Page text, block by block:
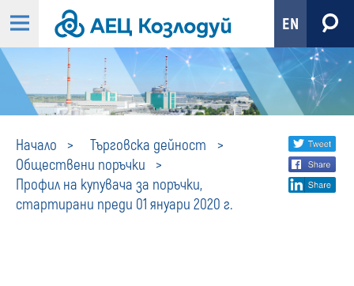
EN
Начало
Търговска дейност
Обществени поръчки
Профил на купувача за поръчки,
стартирани преди 01 януари 2020 г.
Профил
на
Share
social